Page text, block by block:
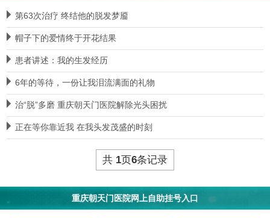
第63次治疗 终结他的脱发梦靥
帽子下的爱情终于开花结果
患者讲述：我的生发经历
6年的等待，一份让我泪流满面的礼物
治“脱”多磨 重庆朝天门医院解除光头困扰
正在等你靠近我 在我头发茂盛的时刻
共 1页6条记录
重庆朝天门医院网上自助挂号入口